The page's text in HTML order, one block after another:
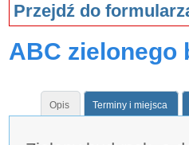
Przejdź do
ABC zielonego
Opis Terminy i miejsca